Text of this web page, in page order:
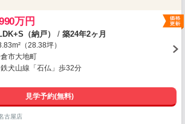
万円
（納戸） / 築24年2ヶ月
（28.38坪）
市大地町
犬山線「石仏」歩32分
見学予約(無料)
古屋店